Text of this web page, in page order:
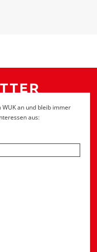
an und bleib immer
aus: